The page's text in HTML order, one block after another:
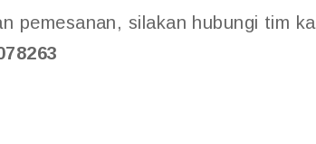
pemesanan, silakan hubungi tim